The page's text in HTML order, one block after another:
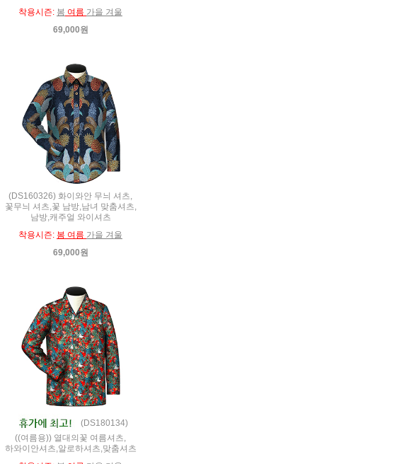
착용시즌: 봄 여름 가을 겨울
69,000원
(DS160326) 화이와안 무늬 셔츠,
꽃무늬 셔츠,꽃 남방,남녀 맞춤셔츠,
남방,캐주얼 와이셔츠
착용시즌: 봄 여름 가을 겨울
69,000원
(DS180134)
((여름용)) 열대의꽃 여름셔츠,
하와이안셔츠,알로하셔츠,맞춤셔츠